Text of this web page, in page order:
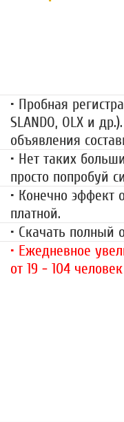
• Пробная
SLANDO, OLX и
объявления
• Нет таких
просто попробуй
• Конечно эффект
платной.
• Скачать полный
• Ежедневное
от 19 - 104